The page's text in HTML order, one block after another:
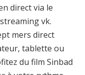
direct via le
vk.
mers direct
tablette ou
du film Sinbad